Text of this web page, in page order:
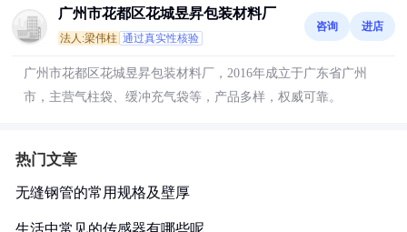
广州市花都区花城昱昇包装材料厂
法人:梁伟柱 通过真实性核验
咨询 进店
广州市花都区花城昱昇包装材料厂，2016年成立于广东省广州
市，主营气柱袋、缓冲充气袋等，产品多样，权威可靠。
热门文章
无缝钢管的常用规格及壁厚
生活中常见的传感器有哪些呢